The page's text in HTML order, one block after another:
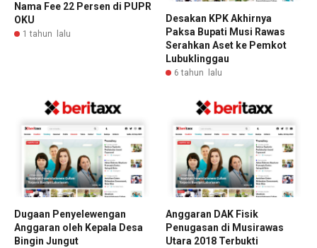
Nama Fee 22 Persen di PUPR
OKU
1 tahun lalu
Desakan KPK Akhirnya
Paksa Bupati Musi Rawas
Serahkan Aset ke Pemkot
Lubuklinggau
6 tahun lalu
Dugaan Penyelewengan
Anggaran oleh Kepala Desa
Bingin Jungut
Anggaran DAK Fisik
Penugasan di Musirawas
Utara 2018 Terbukti